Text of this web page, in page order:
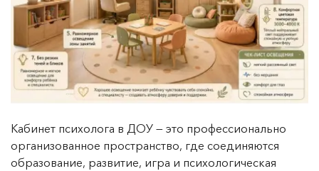
Кабинет психолога в ДОУ — это профессионально
организованное пространство, где соединяются
образование, развитие, игра и психологическая